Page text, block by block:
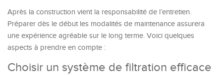
Après la construction vient la responsabilité de l’entretien.
Préparer dès le début les modalités de maintenance assurera
une expérience agréable sur le long terme. Voici quelques
aspects à prendre en compte :
Choisir un système de filtration efficace